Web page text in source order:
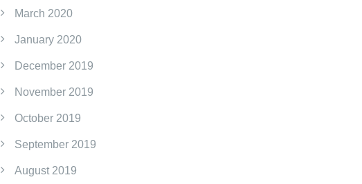
March 2020
January 2020
December 2019
November 2019
October 2019
September 2019
August 2019